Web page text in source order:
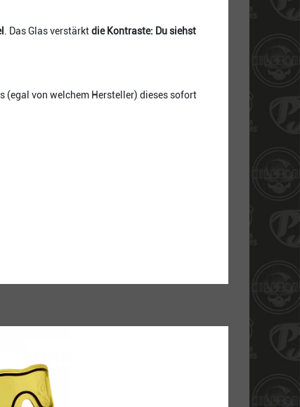
. Das Glas verstärktdie Kontraste: Du siehst
(egal von welchem Hersteller) dieses sofort